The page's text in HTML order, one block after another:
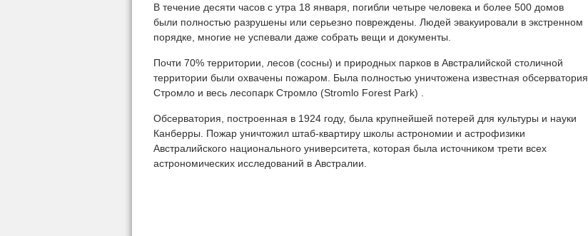
В течение десяти часов с утра 18 января, погибли четыре человека и более 500 домов
были полностью разрушены или серьезно повреждены. Людей эвакуировали в экстренном
порядке, многие не успевали даже собрать вещи и документы.
Почти 70% территории, лесов (сосны) и природных парков в Австралийской столичной
территории были охвачены пожаром. Была полностью уничтожена известная обсерватория
Стромло и весь лесопарк Стромло (Stromlo Forest Park) .
Обсерватория, построенная в 1924 году, была крупнейшей потерей для культуры и науки
Канберры. Пожар уничтожил штаб-квартиру школы астрономии и астрофизики
Австралийского национального университета, которая была источником трети всех
астрономических исследований в Австралии.